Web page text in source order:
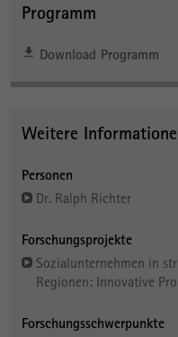
Programm
Download Programm
Weitere
Personen
Dr. Ralph Richter
Forschungsprojekte
Sozialunternehmen in
Regionen: Innovative
Forschungsschwerpunkte